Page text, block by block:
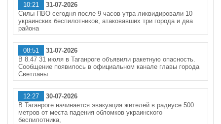
10:21
31-07-2026
Силы ПВО сегодня после 9 часов утра ликвидировали 10
украинских беспилотников, атаковавших три города и два
района
08:51
31-07-2026
В 8.47 31 июля в Таганроге объявили ракетную опасность.
Сообщение появилось в официальном канале главы города
Светланы
12:27
30-07-2026
В Таганроге начинается эвакуация жителей в радиусе 500
метров от места падения обломков украинского
беспилотника,